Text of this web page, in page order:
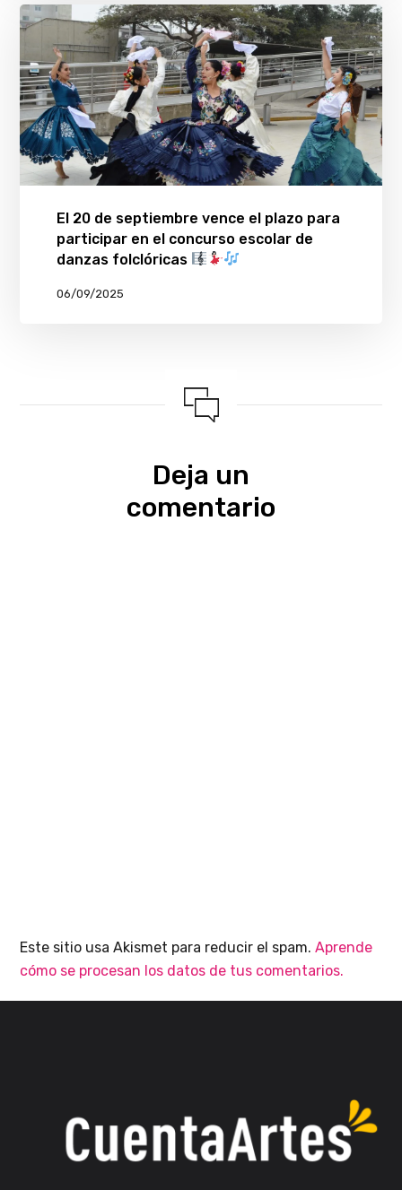
El 20 de septiembre vence el plazo para
participar en el concurso escolar de
danzas folclóricas
06/09/2025
Deja un
comentario
Este sitio usa Akismet para reducir el spam.Aprende
cómo se procesan los datos de tus comentarios.